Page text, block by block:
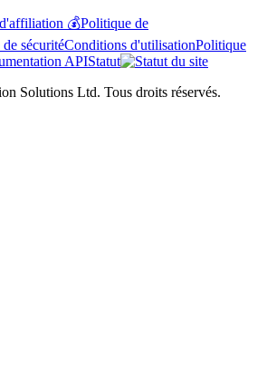
💰Politique de
sécuritéConditions d'utilisationPolitique
APIStatut
Solutions Ltd. Tous droits réservés.